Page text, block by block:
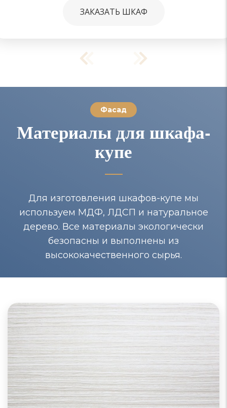
ЗАКАЗАТЬ ШКАФ
Фасад
Материалы для шкафа-
купе
Для изготовления шкафов-купе мы
используем МДФ, ЛДСП и натуральное
дерево. Все материалы экологически
безопасны и выполнены из
высококачественного сырья.
Шкафы-купе из МДФ
Шкафы-купе из МДФ отличаются качеством,
долговечностью и экологической благоприятностью.
Поверхности таких шкафов близки к натуральному
дереву, подвергаются окрашиванию, защищены от